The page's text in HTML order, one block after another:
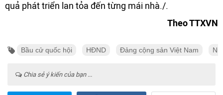
quả phát triển lan tỏa đến từng mái nhà./.
Theo TTXVN
Bầu cử quốc hội HĐND Đảng cộng sản Việt Nam
Chia sẻ ý kiến của bạn ...